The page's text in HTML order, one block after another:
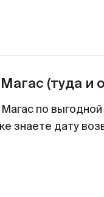
Магас (туда и
по
знаете дату